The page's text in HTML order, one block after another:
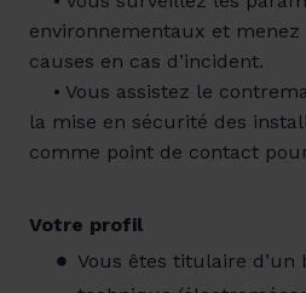
environnementaux et menez
causes en cas d’incident.
• Vous assistez le
la mise en sécurité des
comme point de contact
Votre profil
Vous êtes titulaire